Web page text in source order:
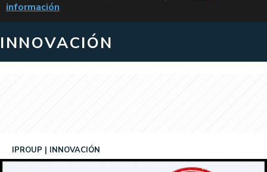
información
INNOVACIÓN
IPROUP INNOVACIÓN